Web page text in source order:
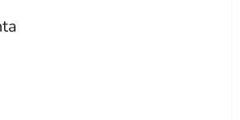
je 5 z 5 hvězdiček.
je 5 z 5 hvězdiček.